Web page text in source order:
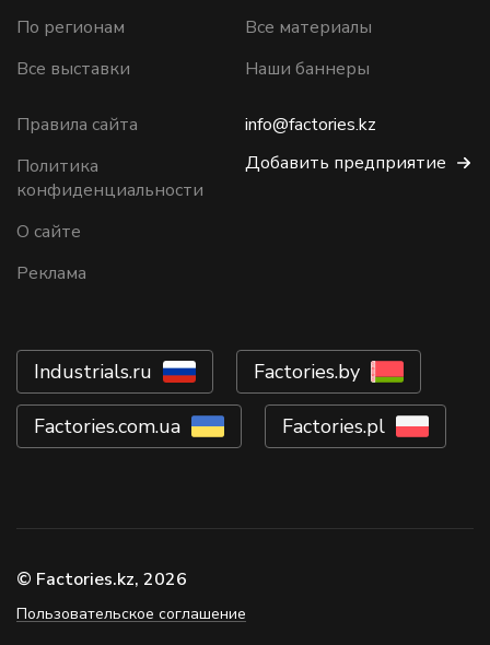
По регионам
Все выставки
Все материалы
Наши баннеры
Правила сайта
Политика
конфиденциальности
О сайте
Реклама
info@factories.kz
Добавить предприятие
Industrials.ru Factories.by
Factories.com.ua Factories.pl
© Factories.kz, 2026
Пользовательское соглашение